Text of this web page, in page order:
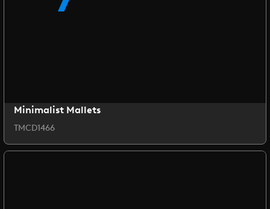
Minimalist Mallets
TMCD1466